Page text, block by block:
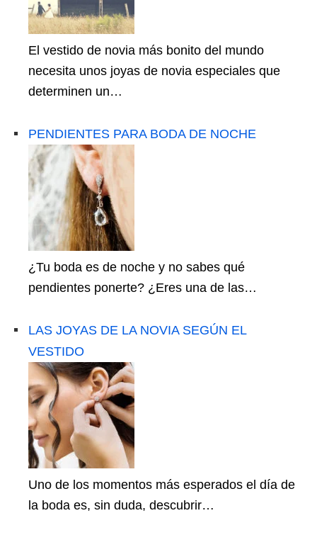
El vestido de novia más bonito del mundo
necesita unos joyas de novia especiales que
determinen un…
PENDIENTES PARA BODA DE NOCHE
¿Tu boda es de noche y no sabes qué
pendientes ponerte? ¿Eres una de las…
LAS JOYAS DE LA NOVIA SEGÚN EL
VESTIDO
Uno de los momentos más esperados el día de
la boda es, sin duda, descubrir…